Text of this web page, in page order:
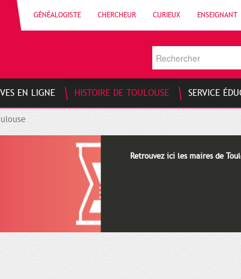
GÉNÉALOGISTE CHERCHEUR CURIEUX ENSEIGNANT
EN LIGNE HISTOIRE DE TOULOUSE SERVICE
Retrouvez ici les maires de